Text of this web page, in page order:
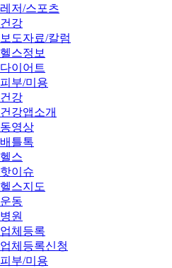
레저/스포츠
건강
보도자료/칼럼
헬스정보
다이어트
피부/미용
건강
건강앱소개
동영상
배틀톡
헬스
핫이슈
헬스지도
운동
병원
업체등록
업체등록신청
피부/미용